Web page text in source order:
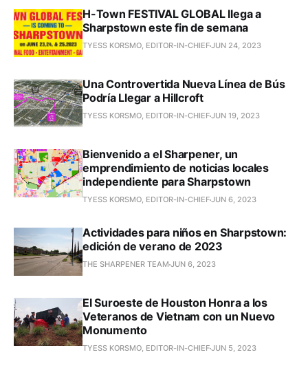
H-Town FESTIVAL GLOBAL llega a
Sharpstown este fin de semana
TYESS KORSMO, EDITOR-IN-CHIEFJUN 24, 2023
Una Controvertida Nueva Línea de Bús
Podría Llegar a Hillcroft
TYESS KORSMO, EDITOR-IN-CHIEFJUN 19, 2023
Bienvenido a el Sharpener, un
emprendimiento de noticias locales
independiente para Sharpstown
TYESS KORSMO, EDITOR-IN-CHIEFJUN 6, 2023
Actividades para niños en Sharpstown:
edición de verano de 2023
THE SHARPENER TEAM JUN 6, 2023
El Suroeste de Houston Honra a los
Veteranos de Vietnam con un Nuevo
Monumento
TYESS KORSMO, EDITOR-IN-CHIEFJUN 5, 2023